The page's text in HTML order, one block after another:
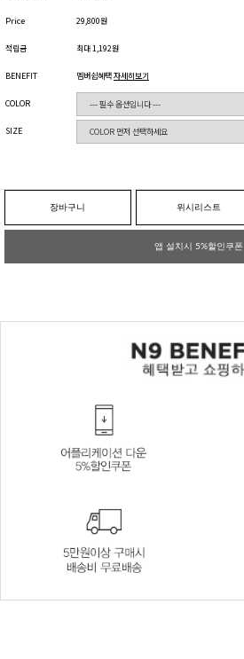
Price 29,800원
적립금 최대 1,192원
BENEFIT 멤버쉽혜택자세히보기
COLOR
SIZE
장바구니 위시리스트
앱 설치시 5%할인쿠폰